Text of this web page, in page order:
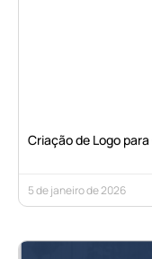
Criação de Logo
5 de janeiro de 2026